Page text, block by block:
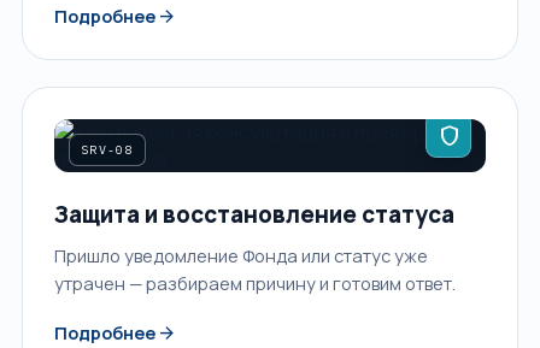
Подробнее arrow_forward
SRV-08 shield
Защита и восстановление статуса
Пришло уведомление Фонда или статус уже
утрачен — разбираем причину и готовим ответ.
Подробнее arrow_forward